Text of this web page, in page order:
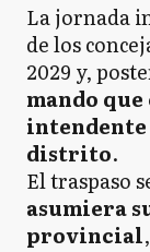
La jornada
de los
2029 y,
mando
intendente
distrito.
El traspaso
asumiera
provincial